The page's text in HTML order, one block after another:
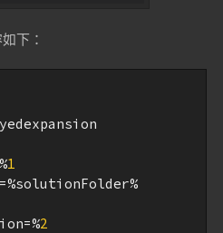
下：
1
2